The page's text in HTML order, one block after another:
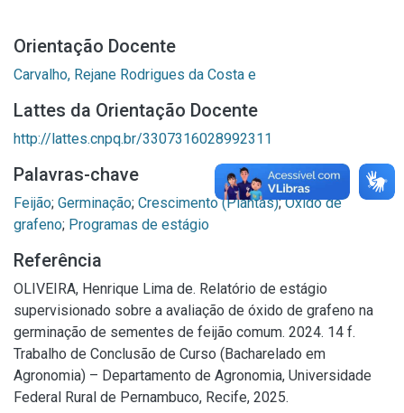
Orientação Docente
Carvalho, Rejane Rodrigues da Costa e
Lattes da Orientação Docente
http://lattes.cnpq.br/3307316028992311
Palavras-chave
Feijão; Germinação; Crescimento (Plantas);Óxido de
grafeno; Programas de estágio
Referência
OLIVEIRA, Henrique Lima de. Relatório de estágio
supervisionado sobre a avaliação de óxido de grafeno na
germinação de sementes de feijão comum. 2024. 14 f.
Trabalho de Conclusão de Curso (Bacharelado em
Agronomia) – Departamento de Agronomia, Universidade
Federal Rural de Pernambuco, Recife, 2025.